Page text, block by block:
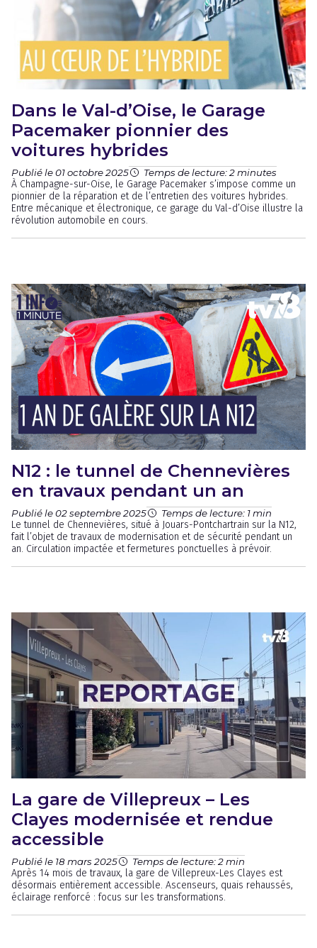
Dans le Val-d’Oise, le Garage
Pacemaker pionnier des
voitures hybrides
Publié le 01 octobre 2025 Temps de lecture: 2 minutes
À Champagne-sur-Oise, le Garage Pacemaker s’impose comme un
pionnier de la réparation et de l’entretien des voitures hybrides.
Entre mécanique et électronique, ce garage du Val-d’Oise illustre la
révolution automobile en cours.
N12 : le tunnel de Chennevières
en travaux pendant un an
Publié le 02 septembre 2025 Temps de lecture: 1 min
Le tunnel de Chennevières, situé à Jouars-Pontchartrain sur la N12,
fait l’objet de travaux de modernisation et de sécurité pendant un
an. Circulation impactée et fermetures ponctuelles à prévoir.
La gare de Villepreux – Les
Clayes modernisée et rendue
accessible
Publié le 18 mars 2025 Temps de lecture: 2 min
Après 14 mois de travaux, la gare de Villepreux-Les Clayes est
désormais entièrement accessible. Ascenseurs, quais rehaussés,
éclairage renforcé : focus sur les transformations.